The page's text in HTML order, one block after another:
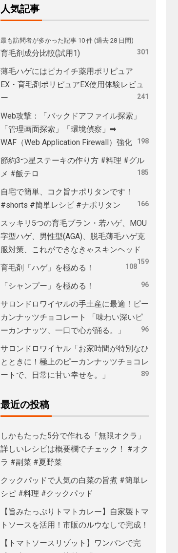
人気記事
最も訪問者が多かった記事 10 件 (過去 28 日間)
育毛剤成分比較(試用1) 301
薄毛ハゲにはピカイチ薬用ポリピュア
EX・育毛剤ポリピュアEX使用体験レビュ
ー
241
Web攻撃：「バックドアファイル探索」
「管理画面探索」「環境偵察」➡
WAF（Web Application Firewall）強化
198
節約3つ星ステーキの作り方 #料理 #グル
メ #飯テロ
185
自宅で簡単、コク旨ナポリタンです！
#shorts #簡単レシピ #ナポリタン
166
スッキリ5つの育毛プラン・若ハゲ、MOU
字型ハゲ、男性型(AGA)、脱毛薄毛ハゲ克
服対策、これができなきゃスキンヘッド
159
育毛剤「ハゲ」を極める！ 108
「シャンプー」を極める！ 96
サロンドロワイヤルの手土産に最適！ピー
カンナッツチョコレート 「味わい深いピ
ーカンナッツ、一口で心が踊る。」
96
サロンドロワイヤル「お家時間が特別なひ
とときに！極上のピーカンナッツチョコレ
ートで、日常に甘い幸せを。」
89
最近の投稿
しかもたった5分で作れる「無限オクラ」
詳しいレシピは概要欄でチェック！ #オク
ラ #副菜 #夏野菜
クックパッドで人気の白菜の旨煮 #簡単レ
シピ #料理 #クックパッド
【旨みたっぷりトマトカレー】自家製トマ
トソースを活用！市販のルウなしで完成！
【トマトソースリゾット】ワンパンで完